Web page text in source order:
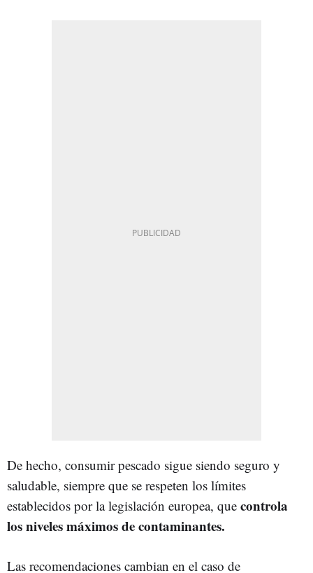
De hecho, consumir pescado sigue siendo seguro y
saludable, siempre que se respeten los límites
establecidos por la legislación europea, que controla
los niveles máximos de contaminantes.
Las recomendaciones cambian en el caso de